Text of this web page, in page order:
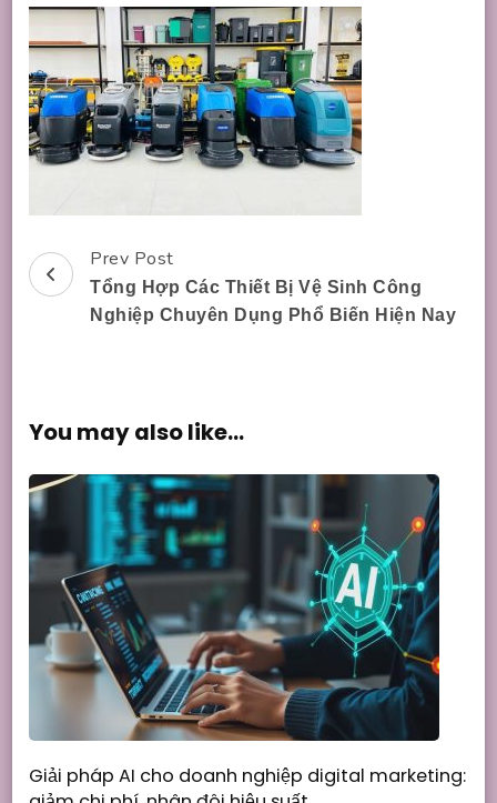
Post
Navigation
Prev Post
Tổng Hợp Các Thiết Bị Vệ Sinh Công
Nghiệp Chuyên Dụng Phổ Biến Hiện Nay
You may also like...
Giải pháp AI cho doanh nghiệp digital marketing: